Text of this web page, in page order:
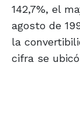
142,7%, el
agosto de
la
cifra se